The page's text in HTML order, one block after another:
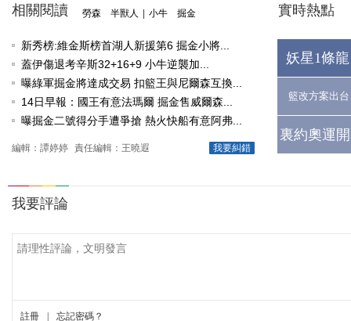
相關閱讀 勞森 半獸人 小牛 掘金
新秀榜:維金斯榜首湖人新援第6 掘金小將...
蓋伊傷退考辛斯32+16+9 小牛逆襲加...
曝綠軍掘金將達成交易 扣籃王與尼爾森互換...
14日早報：國王有意法瑪爾 掘金售威爾森...
曝掘金二號得分手遭爭搶 熱火快船有意阿弗...
我要糾錯
編輯：譚婷婷 責任編輯：王曉遐
實時熱點
妖星1條
籃改方案出台
裏約奧運